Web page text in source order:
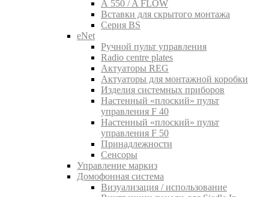
A 550 / A FLOW
Вставки для скрытого монтажа
Серия BS
eNet
Pучной пульт управления
Radio centre plates
Актуаторы REG
Актуаторы для монтажной коробки
Изделия системных приборов
Настенный «плоский» пульт
управления F 40
Настенный «плоский» пульт
управления F 50
Принадлежности
Сенсоры
Управление маркиз
Домофонная система
Визуализация / использование